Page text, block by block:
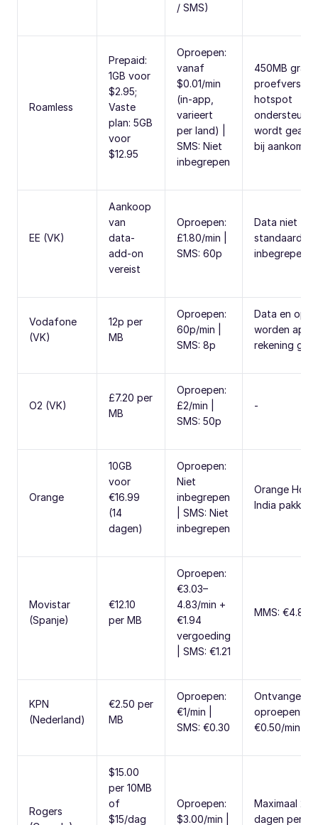
/ SMS)
Roamless
Prepaid:
1GB voor
$2.95;
Vaste
plan: 5GB
voor
$12.95
Oproepen:
vanaf
$0.01/min
(in-app,
varieert
per land) |
SMS: Niet
inbegrepen
450MB gratis
proefversie,
hotspot
ondersteund,
wordt
bij aankomst
EE (VK)
Aankoop
van
data-
add-on
vereist
Oproepen:
£1.80/min |
SMS: 60p
Data niet
standaard
inbegrepen
Vodafone
(VK)
12p per
MB
Oproepen:
60p/min |
SMS: 8p
Data en
worden
rekening
O2 (VK)
£7.20 per
MB
Oproepen:
£2/min |
SMS: 50p
-
Orange
10GB
voor
€16.99
(14
dagen)
Oproepen:
Niet
inbegrepen
| SMS: Niet
inbegrepen
Orange
India pakket
Movistar
(Spanje)
€12.10
per MB
Oproepen:
€3.03–
4.83/min +
€1.94
vergoeding
| SMS: €1.21
MMS: €4.84
KPN
(Nederland)
€2.50 per
MB
Oproepen:
€1/min |
SMS: €0.30
Ontvangen
oproepen:
€0.50/min
Rogers
$15.00
per 10MB
of
$15/dag
Oproepen:
$3.00/min |
Maximaal 20
dagen per